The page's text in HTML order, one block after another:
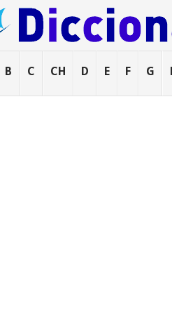
B C CH D E F G